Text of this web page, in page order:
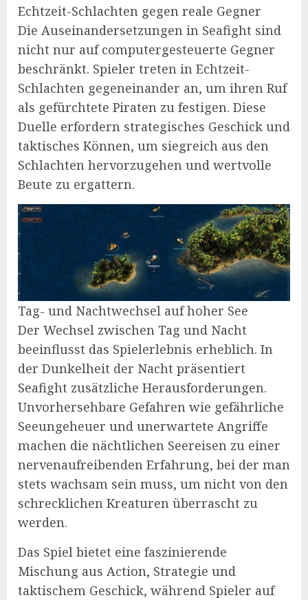
Echtzeit-Schlachten gegen reale Gegner
Die Auseinandersetzungen in Seafight sind
nicht nur auf computergesteuerte Gegner
beschränkt. Spieler treten in Echtzeit-
Schlachten gegeneinander an, um ihren Ruf
als gefürchtete Piraten zu festigen. Diese
Duelle erfordern strategisches Geschick und
taktisches Können, um siegreich aus den
Schlachten hervorzugehen und wertvolle
Beute zu ergattern.
Tag- und Nachtwechsel auf hoher See
Der Wechsel zwischen Tag und Nacht
beeinflusst das Spielerlebnis erheblich. In
der Dunkelheit der Nacht präsentiert
Seafight zusätzliche Herausforderungen.
Unvorhersehbare Gefahren wie gefährliche
Seeungeheuer und unerwartete Angriffe
machen die nächtlichen Seereisen zu einer
nervenaufreibenden Erfahrung, bei der man
stets wachsam sein muss, um nicht von den
schrecklichen Kreaturen überrascht zu
werden.
Das Spiel bietet eine faszinierende
Mischung aus Action, Strategie und
taktischem Geschick, während Spieler auf